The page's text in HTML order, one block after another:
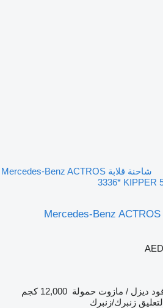
شاحنة قلابة Mercedes-Benz ACTROS
3336* KIPPER
Mercedes-Benz
ديزل / مازوت حمولة 12,000 كجم
زنبرك/زنبرك